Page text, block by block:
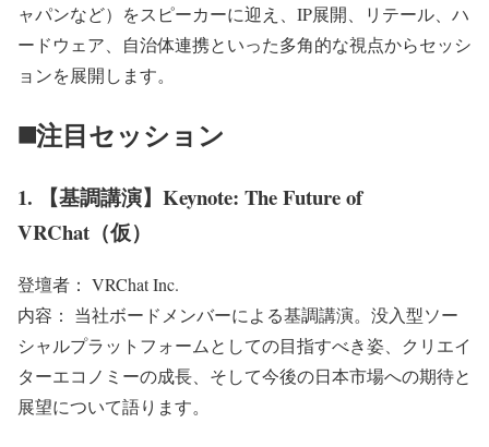
ャパンなど）をスピーカーに迎え、IP展開、リテール、ハ
ードウェア、自治体連携といった多角的な視点からセッシ
ョンを展開します。
◼️注目セッション
1. 【基調講演】Keynote: The Future of
VRChat（仮）
登壇者： VRChat Inc.
内容： 当社ボードメンバーによる基調講演。没入型ソー
シャルプラットフォームとしての目指すべき姿、クリエイ
ターエコノミーの成長、そして今後の日本市場への期待と
展望について語ります。